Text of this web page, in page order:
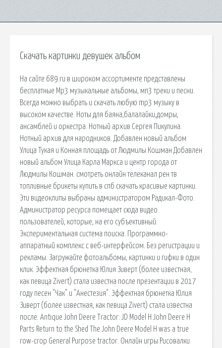
Скачать картинки девушек альбом
На сайте 689.ru в широком ассортименте представлены
бесплатные Mp3 музыкальные альбомы, мп3 треки и песни.
Всегда можно выбрать и скачать любую mp3 музыку в
высоком качестве. Ноты для баяна,балалайки,домры,
ансамблей и оркестра. Нотный архив Сергея Пикулина.
Нотный архив для народников. Добавлен новый альбом
Улица Тукая и Конная площадь от Людмилы Кошман Добавлен
новый альбом Улица Карла Маркса и центр города от
Людмилы Кошман. смотреть онлайн телеканал рен тв
топливные брикеты купить в спб скачать красивые картинки.
Эти видеоклипы выбраны администратором Радикал-Фото.
Администратор ресурса помещает сюда видео
пользователей, которые, на его субъективный.
Экспериментальная система поиска. Программно-
аппаратный комплекс с веб-интерфейсом. Без регистрации и
рекламы. Загружайте фотоальбомы, картинки и гифки в один
клик. Эффектная брюнетка Юлия Зиверт (более известная,
как певица Zivert) стала известна после презентации в 2017
году песен "Чак" и "Анестезия". Эффектная брюнетка Юлия
Зиверт (более известная, как певица Zivert) стала известна
после. Antique John Deere Tractor: JD Model H John Deere H
Parts Return to the Shed The John Deere Model H was a true
row-crop General Purpose tractor. Онлайн игры Рисовалки